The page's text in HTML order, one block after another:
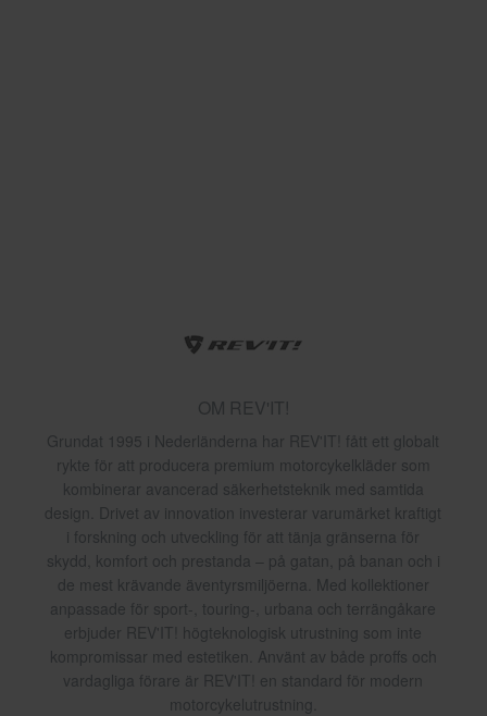
OM REV'IT!
Grundat 1995 i Nederländerna har REV'IT! fått ett globalt
rykte för att producera premium motorcykelkläder som
kombinerar avancerad säkerhetsteknik med samtida
design. Drivet av innovation investerar varumärket kraftigt
i forskning och utveckling för att tänja gränserna för
skydd, komfort och prestanda – på gatan, på banan och i
de mest krävande äventyrsmiljöerna. Med kollektioner
anpassade för sport-, touring-, urbana och terrängåkare
erbjuder REV'IT! högteknologisk utrustning som inte
kompromissar med estetiken. Använt av både proffs och
vardagliga förare är REV'IT! en standard för modern
motorcykelutrustning.